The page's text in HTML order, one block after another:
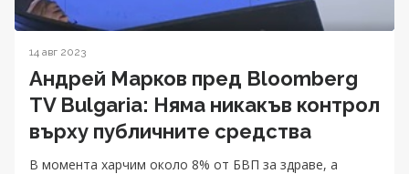
14 авг 2023
Андрей Марков пред Bloomberg
TV Bulgaria: Няма никакъв контрол
върху публичните средства
В момента харчим около 8% от БВП за здраве, а